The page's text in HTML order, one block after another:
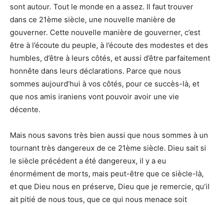
sont autour. Tout le monde en a assez. Il faut trouver
dans ce 21ème siècle, une nouvelle manière de
gouverner. Cette nouvelle manière de gouverner, c’est
être à l’écoute du peuple, à l’écoute des modestes et des
humbles, d’être à leurs côtés, et aussi d’être parfaitement
honnête dans leurs déclarations. Parce que nous
sommes aujourd’hui à vos côtés, pour ce succès-là, et
que nos amis iraniens vont pouvoir avoir une vie
décente.
Mais nous savons très bien aussi que nous sommes à un
tournant très dangereux de ce 21ème siècle. Dieu sait si
le siècle précédent a été dangereux, il y a eu
énormément de morts, mais peut-être que ce siècle-là,
et que Dieu nous en préserve, Dieu que je remercie, qu’il
ait pitié de nous tous, que ce qui nous menace soit